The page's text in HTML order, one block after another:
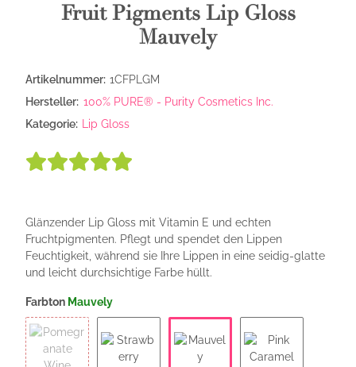
Fruit Pigments Lip Gloss
Mauvely
Artikelnummer: 1CFPLGM
Hersteller: 100% PURE® - Purity Cosmetics Inc.
Kategorie:
Lip Gloss
Glänzender Lip Gloss mit Vitamin E und echten
Fruchtpigmenten. Pflegt und spendet den Lippen
Feuchtigkeit, während sie Ihre Lippen in eine seidig-glatte
und leicht durchsichtige Farbe hüllt.
Farbton Mauvely